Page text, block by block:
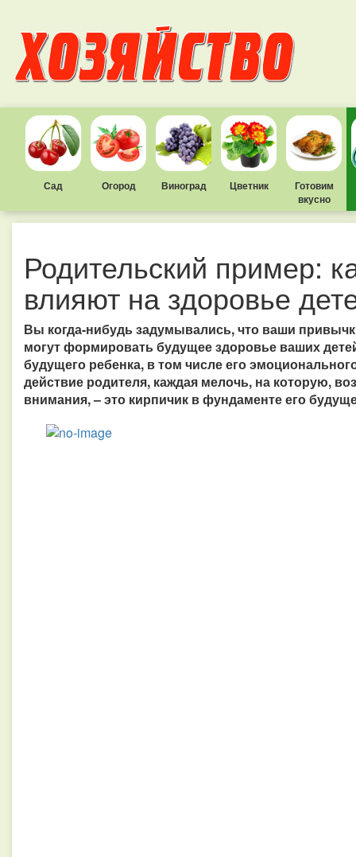
Сад Огород Виноград Цветник
Готовим
вкусно
Родительский пример:
влияют на здоровье
Вы когда-нибудь задумывались, что ваши
могут формировать будущее здоровье ваших
будущего ребенка, в том числе его
действие родителя, каждая мелочь, на которую,
внимания, – это кирпичик в фундаменте его